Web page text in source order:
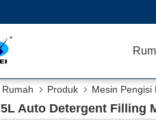
Rumah Produk Mesin Pengisi
5L Auto Detergent Filling